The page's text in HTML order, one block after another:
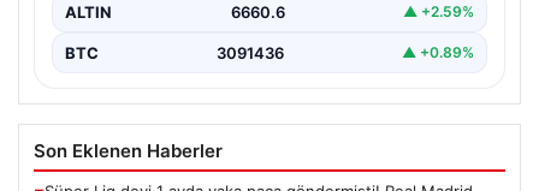
ALTIN 6660.6 ▲ +2.59%
BTC 3091436 ▲ +0.89%
Son Eklenen Haberler